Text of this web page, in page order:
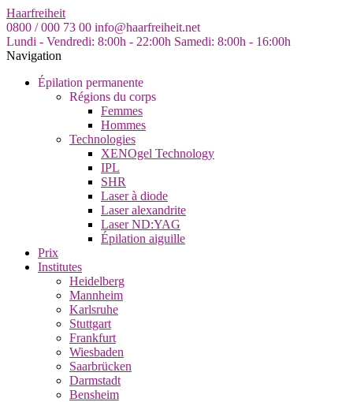
Skip
to
the
content
Haarfreiheit
0800 / 000 73 00 info@haarfreiheit.net
Lundi - Vendredi: 8:00h - 22:00h Samedi: 8:00h - 16:00h
Navigation
Épilation permanente
Régions du corps
Femmes
Hommes
Technologies
XENOgel Technology
IPL
SHR
Laser à diode
Laser alexandrite
Laser ND:YAG
Épilation aiguille
Prix
Institutes
Heidelberg
Mannheim
Karlsruhe
Stuttgart
Frankfurt
Wiesbaden
Saarbrücken
Darmstadt
Bensheim